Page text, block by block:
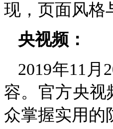
现，页面风格
央视频：
2019年11
容。官方央视
众掌握实用的